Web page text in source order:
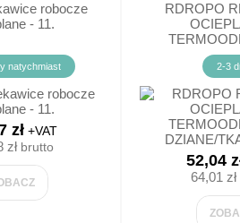
REKLAMOWA
ODZIEŻOWE
PRZECIWDESZCZOWA
DAMSKI
robocze
- 11.
natychmiast
zł +VAT
złbrutto
RDROPO
DZIANE/
2-3
52,04
64,01 zł